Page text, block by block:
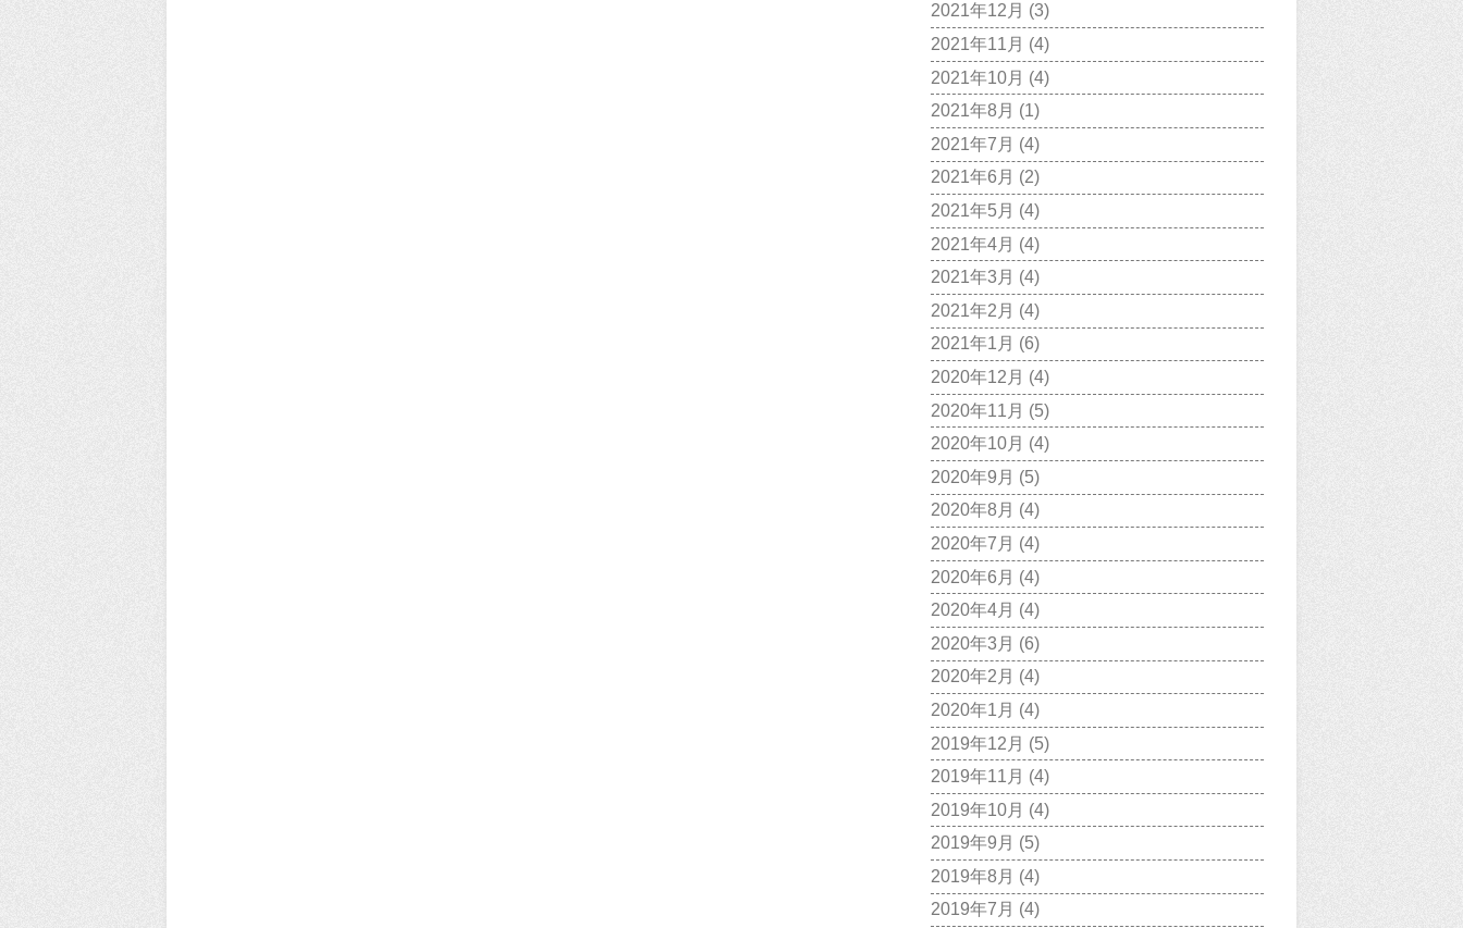
2021年12月 (3)
2021年11月 (4)
2021年10月 (4)
2021年8月 (1)
2021年7月 (4)
2021年6月 (2)
2021年5月 (4)
2021年4月 (4)
2021年3月 (4)
2021年2月 (4)
2021年1月 (6)
2020年12月 (4)
2020年11月 (5)
2020年10月 (4)
2020年9月 (5)
2020年8月 (4)
2020年7月 (4)
2020年6月 (4)
2020年4月 (4)
2020年3月 (6)
2020年2月 (4)
2020年1月 (4)
2019年12月 (5)
2019年11月 (4)
2019年10月 (4)
2019年9月 (5)
2019年8月 (4)
2019年7月 (4)